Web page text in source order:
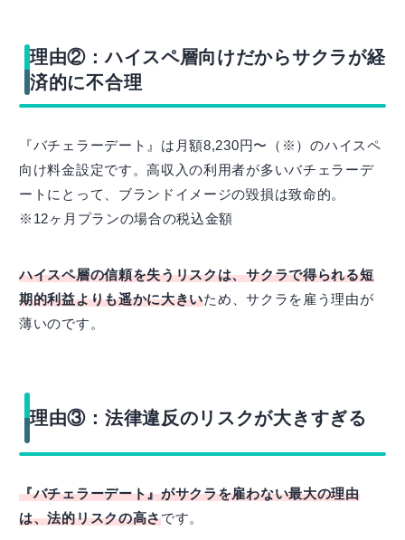
理由②：ハイスペ層向けだからサクラが経
済的に不合理
『バチェラーデート』は月額8,230円〜（※）のハイスペ
向け料金設定です。高収入の利用者が多いバチェラーデ
ートにとって、ブランドイメージの毀損は致命的。
※12ヶ月プランの場合の税込金額
ハイスペ層の信頼を失うリスクは、サクラで得られる短
期的利益よりも遥かに大きいため、サクラを雇う理由が
薄いのです。
理由③：法律違反のリスクが大きすぎる
『バチェラーデート』がサクラを雇わない最大の理由
は、法的リスクの高さです。